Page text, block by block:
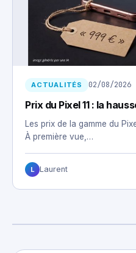
ACTUALITÉS 02/08/2026
Prix du Pixel 11 : la
Les prix de la gamme du
À première vue,…
L Laurent